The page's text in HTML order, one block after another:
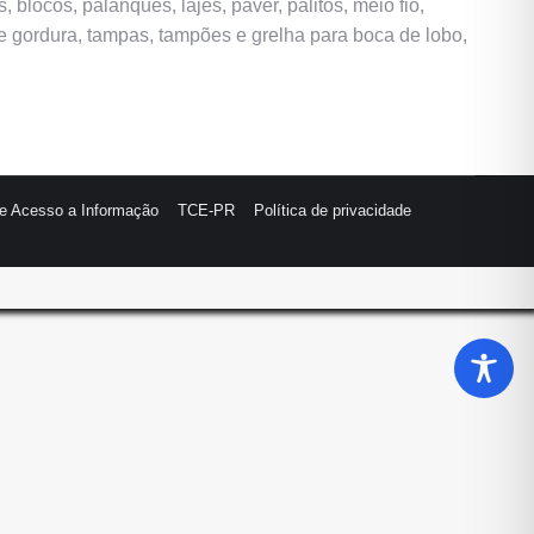
blocos, palanques, lajes, paver, palitos, meio fio,
tampas, tampões e grelha para boca de lobo,
Acesso a Informação TCE-PR
Política de privacidade